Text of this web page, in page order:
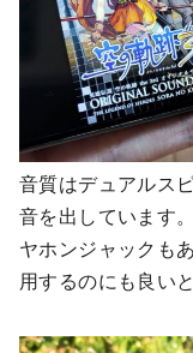
音質はデュアルス
音を出しています
ヤホンジャックも
用するのにも良い